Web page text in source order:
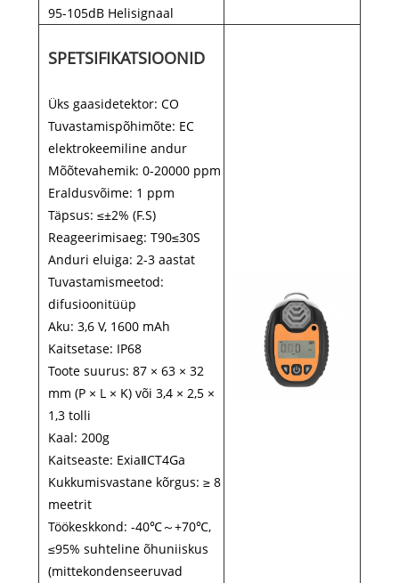
95-105dB Helisignaal
SPETSIFIKATSIOONID
Üks gaasidetektor: CO
Tuvastamispõhimõte: EC
elektrokeemiline andur
Mõõtevahemik: 0-20000 ppm
Eraldusvõime: 1 ppm
Täpsus: ≤±2% (F.S)
Reageerimisaeg: T90≤30S
Anduri eluiga: 2-3 aastat
Tuvastamismeetod:
difusioonitüüp
Aku: 3,6 V, 1600 mAh
Kaitsetase: IP68
Toote suurus: 87 × 63 × 32
mm (P × L × K) või 3,4 × 2,5 ×
1,3 tolli
Kaal: 200g
Kaitseaste: ExiaⅡCT4Ga
Kukkumisvastane kõrgus: ≥ 8
meetrit
Töökeskkond: -40℃～+70℃,
≤95% suhteline õhuniiskus
(mittekondenseeruvad